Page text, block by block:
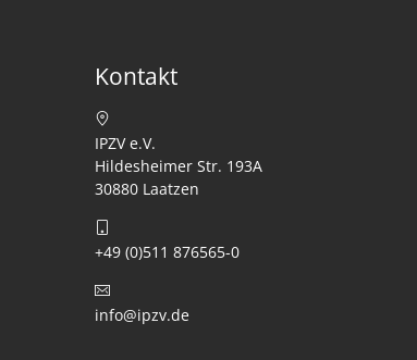
Kontakt
IPZV e.V.
Hildesheimer Str. 193A
30880 Laatzen
+49 (0)511 876565-0
info@ipzv.de